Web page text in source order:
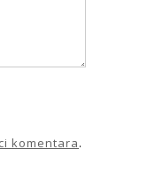
komentara.